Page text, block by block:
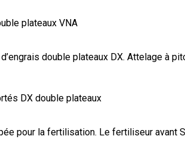
plateaux VNA
double plateaux DX. Attelage à
DX double plateaux
pour la fertilisation. Le fertiliseur avant